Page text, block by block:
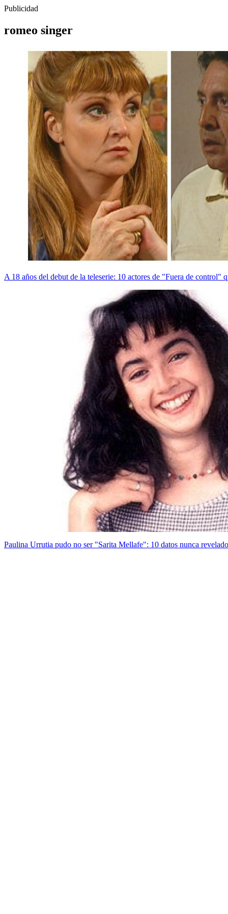
Publicidad
romeo singer
A 18 años del debut de la teleserie: 10 actores de "Fuera de control"
Paulina Urrutia pudo no ser "Sarita Mellafe": 10 datos nunca